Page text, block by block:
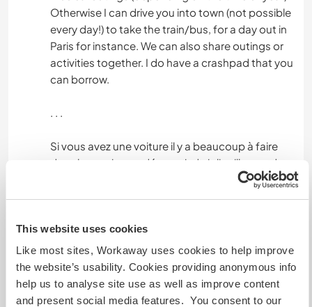
This website uses cookies
Like most sites, Workaway uses cookies to help improve
the website’s usability. Cookies providing anonymous info
help us to analyse site use as well as improve content
and present social media features. You consent to our
Otherwise I can drive you into town (not possible
every day!) to take the train/bus, for a day out in
Paris for instance. We can also share outings or
activities together. I do have a crashpad that you
can borrow.
. . .
Si vous avez une voiture il y a beaucoup à faire
dans les environs : découvrir de jolis villages, des
balades et du bouldering en forêt, des sorties
culturelles ou musicales (selon les périodes de
possible tous les jours !) pour prendre le
train/bus, pour une journée à Paris par exemple.
Nous pouvons aussi partager des sorties ou
activités ensemble. J'ai un crashpad que vous
pouvez emprunter.